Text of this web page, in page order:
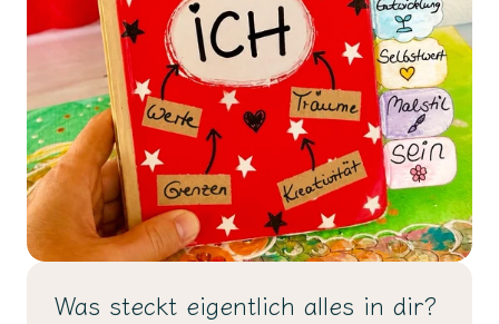
Was steckt eigentlich alles in dir?